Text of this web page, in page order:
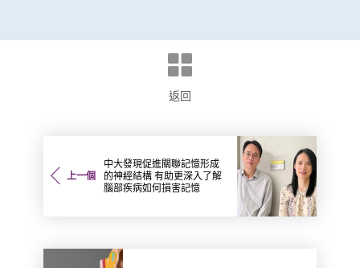
返回
上一個
中大發現促進關聯記憶形成
的神經結構 有助更深入了解
腦部疾病如何損害記憶